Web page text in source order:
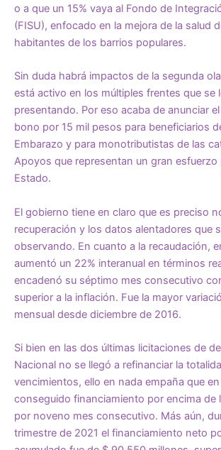
o a que un 15% vaya al Fondo de
(FISU), enfocado en la mejora de la salud
habitantes de los barrios populares.
Sin duda habrá impactos de la segunda
está activo en los múltiples frentes que se
presentando. Por eso acaba de anunciar
bono por 15 mil pesos para beneficiarios
Embarazo y para monotributistas de las
Apoyos que representan un gran esfuerzo
Estado.
El gobierno tiene en claro que es preciso
recuperación y los datos alentadores que
observando. En cuanto a la recaudación,
aumentó un 22% interanual en términos
encadenó su séptimo mes consecutivo
superior a la inflación. Fue la mayor
mensual desde diciembre de 2016.
Si bien en las dos últimas licitaciones de
Nacional no se llegó a refinanciar la
vencimientos, ello en nada empaña que
conseguido financiamiento por encima de
por noveno mes consecutivo. Más aún,
trimestre de 2021 el financiamiento neto